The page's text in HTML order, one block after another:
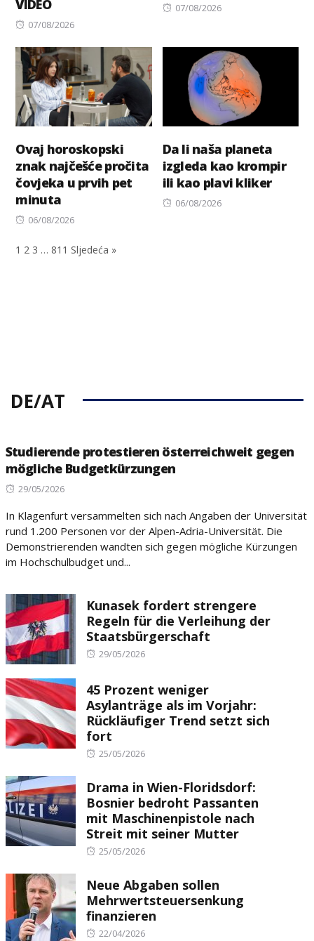
VIDEO
Posted
07/08/2026
Posted
07/08/2026
Ovaj horoskopski
znak najčešće pročita
čovjeka u prvih pet
minuta
Posted
06/08/2026
Da li naša planeta
izgleda kao krompir
ili kao plavi kliker
Posted
06/08/2026
1 2 3 … 811 Sljedeća »
DE/AT
Studierende protestieren österreichweit gegen
mögliche Budgetkürzungen
Posted
29/05/2026
In Klagenfurt versammelten sich nach Angaben der Universität
rund 1.200 Personen vor der Alpen-Adria-Universität. Die
Demonstrierenden wandten sich gegen mögliche Kürzungen
im Hochschulbudget und...
Kunasek fordert strengere
Regeln für die Verleihung der
Staatsbürgerschaft
Posted
29/05/2026
45 Prozent weniger
Asylanträge als im Vorjahr:
Rückläufiger Trend setzt sich
fort
Posted
25/05/2026
Drama in Wien-Floridsdorf:
Bosnier bedroht Passanten
mit Maschinenpistole nach
Streit mit seiner Mutter
Posted
25/05/2026
Neue Abgaben sollen
Mehrwertsteuersenkung
finanzieren
Posted
22/04/2026